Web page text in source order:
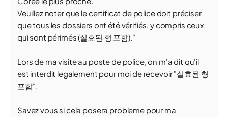
Veuillez noter que le certificat de police doit préciser
que tous les dossiers ont été vérifiés, y compris ceux
qui sont périmés (실효된 형 포함)."
Lors de ma visite au poste de police, on m'a dit qu'il
est interdit legalement pour moi de recevoir "실효된 형
포함".
Savez vous si cela posera probleme pour ma